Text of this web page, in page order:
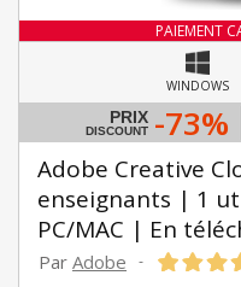
PAIEMENT
WINDOWS
PRIX
DISCOUNT -73%
Adobe Creative
enseignants | 1
PC/MAC | En
Par Adobe -